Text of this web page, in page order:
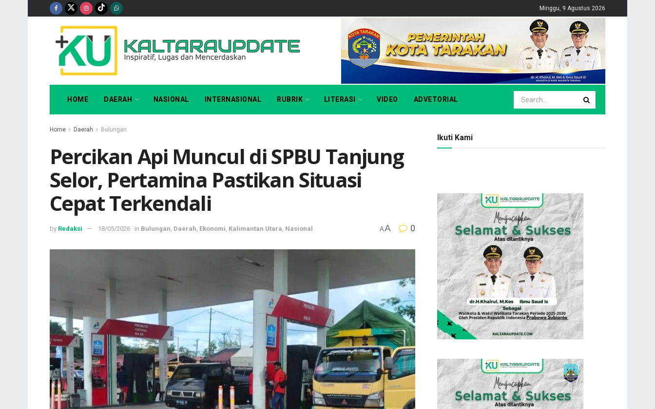
Minggu, 9 Agustus 2026
HOME DAERAH NASIONAL INTERNASIONAL RUBRIK LITERASI VIDEO ADVETORIAL
Home Daerah Bulungan
Percikan Api Muncul di SPBU Tanjung
Selor, Pertamina Pastikan Situasi
Cepat Terkendali
by Redaksi 18/05/2026 in Bulungan Daerah Ekonomi Kalimantan Utara Nasional AA 0
Ikuti Kami